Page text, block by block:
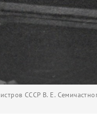
СССР В. Е.